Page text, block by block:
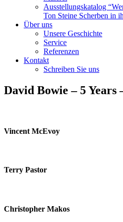
Ausstellungskatalog
Ton Steine Scherben in
Über uns
Unsere Geschichte
Service
Referenzen
Kontakt
Schreiben Sie uns
David Bowie – 5 Years
Vincent McEvoy
Terry Pastor
Christopher Makos